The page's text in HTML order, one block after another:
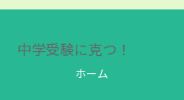
中学受験に克つ！
ホーム